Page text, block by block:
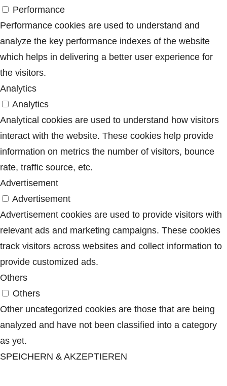
Performance
Performance cookies are used to understand and
analyze the key performance indexes of the website
which helps in delivering a better user experience for
the visitors.
Analytics
Analytics
Analytical cookies are used to understand how visitors
interact with the website. These cookies help provide
information on metrics the number of visitors, bounce
rate, traffic source, etc.
Advertisement
Advertisement
Advertisement cookies are used to provide visitors with
relevant ads and marketing campaigns. These cookies
track visitors across websites and collect information to
provide customized ads.
Others
Others
Other uncategorized cookies are those that are being
analyzed and have not been classified into a category
as yet.
SPEICHERN & AKZEPTIEREN